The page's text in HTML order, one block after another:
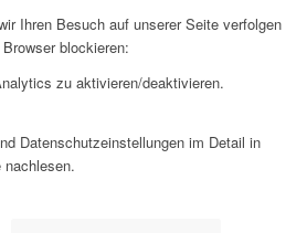
Ihren Besuch auf unserer Seite verfolgen
blockieren:
zu aktivieren/deaktivieren.
Datenschutzeinstellungen im Detail in